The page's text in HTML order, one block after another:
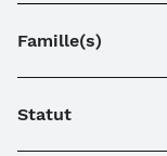
Famille(s)
Statut